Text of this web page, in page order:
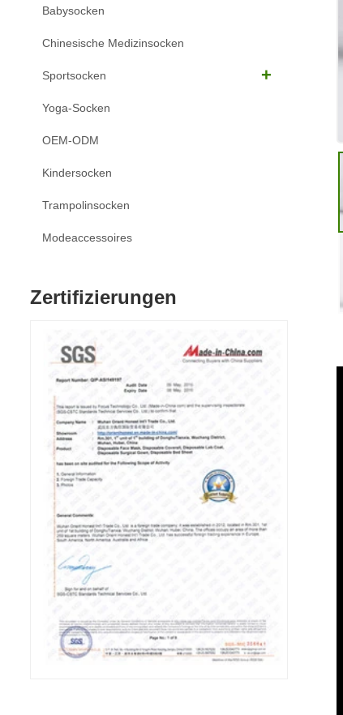
Babysocken
Chinesische Medizinsocken
Sportsocken
Yoga-Socken
OEM-ODM
Kindersocken
Trampolinsocken
Modeaccessoires
Zertifizierungen